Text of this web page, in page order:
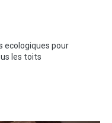
ecologiques pour
les toits